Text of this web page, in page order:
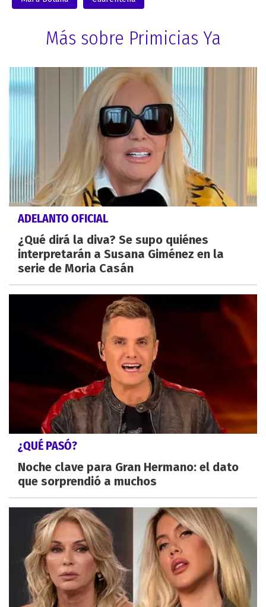
Más sobre Primicias Ya
ADELANTO OFICIAL
¿Qué dirá la diva? Se supo quiénes
interpretarán a Susana Giménez en la
serie de Moria Casán
¿QUÉ PASÓ?
Noche clave para Gran Hermano: el dato
que sorprendió a muchos